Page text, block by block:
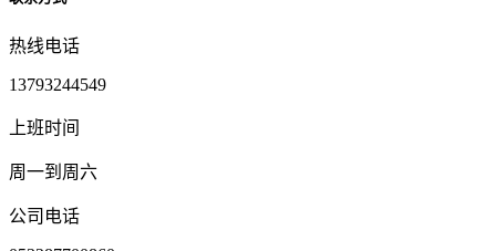
热线电话
13793244549
上班时间
周一到周六
公司电话